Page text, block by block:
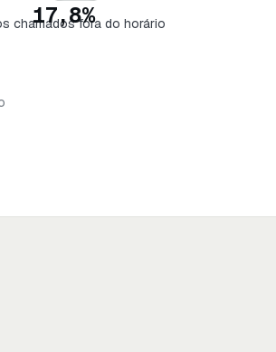
17,8%
chamados fora do horário